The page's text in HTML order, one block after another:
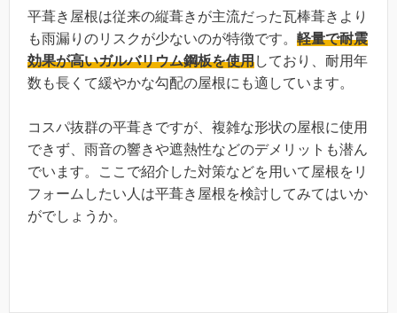
平葺き屋根は従来の縦葺きが主流だった瓦棒葺きより
も雨漏りのリスクが少ないのが特徴です。 軽量で耐震
効果が高いガルバリウム鋼板を使用しており、耐用年
数も長くて緩やかな勾配の屋根にも適しています。
コスパ抜群の平葺きですが、複雑な形状の屋根に使用
できず、雨音の響きや遮熱性などのデメリットも潜ん
でいます。ここで紹介した対策などを用いて屋根をリ
フォームしたい人は平葺き屋根を検討してみてはいか
がでしょうか。